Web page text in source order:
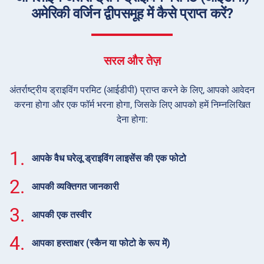
अमेरिकी वर्जिन द्वीपसमूह में कैसे प्राप्त करें?
सरल और तेज़
अंतर्राष्ट्रीय ड्राइविंग परमिट (आईडीपी) प्राप्त करने के लिए, आपको आवेदन
करना होगा और एक फॉर्म भरना होगा, जिसके लिए आपको हमें निम्नलिखित
देना होगा:
1. आपके वैध घरेलू ड्राइविंग लाइसेंस की एक फोटो
2. आपकी व्यक्तिगत जानकारी
3. आपकी एक तस्वीर
4. आपका हस्ताक्षर (स्कैन या फोटो के रूप में)